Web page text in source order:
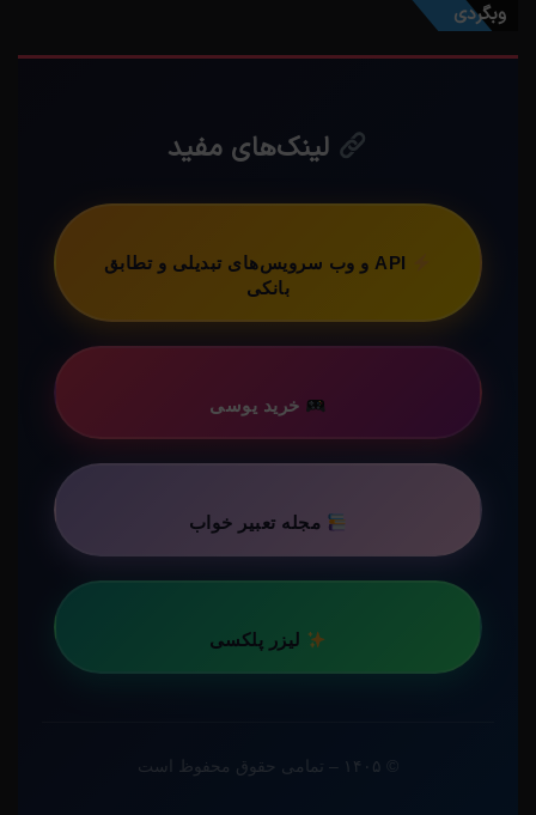
وبگردی
لینک‌های مفید
API و وب سرویس‌های تبدیلی و تطابق
بانکی
خرید یوسی
مجله تعبیر خواب
لیزر پلکسی